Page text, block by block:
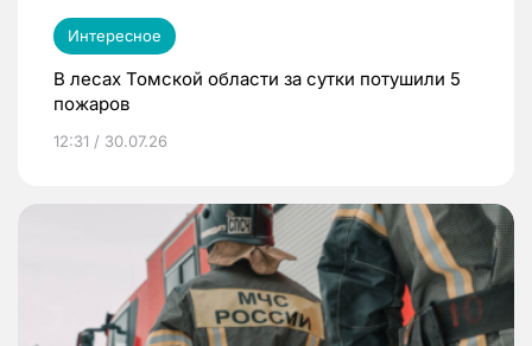
Интересное
В лесах Томской области за сутки потушили 5
пожаров
12:31 / 30.07.26